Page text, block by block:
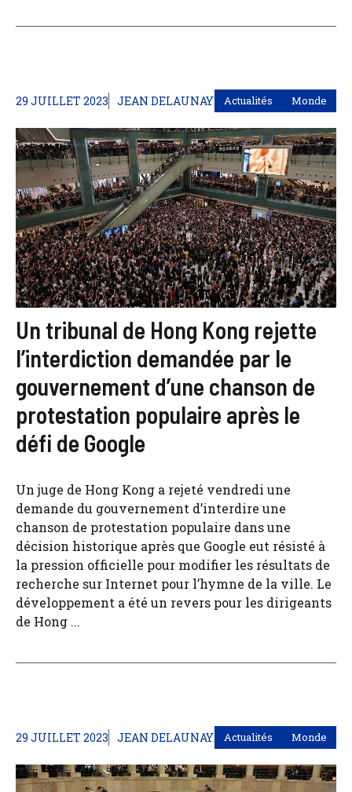
29 JUILLET 2023 JEAN DELAUNAY Actualités Monde
Un tribunal de Hong Kong rejette
l’interdiction demandée par le
gouvernement d’une chanson de
protestation populaire après le
défi de Google
Un juge de Hong Kong a rejeté vendredi une
demande du gouvernement d’interdire une
chanson de protestation populaire dans une
décision historique après que Google eut résisté à
la pression officielle pour modifier les résultats de
recherche sur Internet pour l’hymne de la ville. Le
développement a été un revers pour les dirigeants
de Hong ...
29 JUILLET 2023 JEAN DELAUNAY Actualités Monde